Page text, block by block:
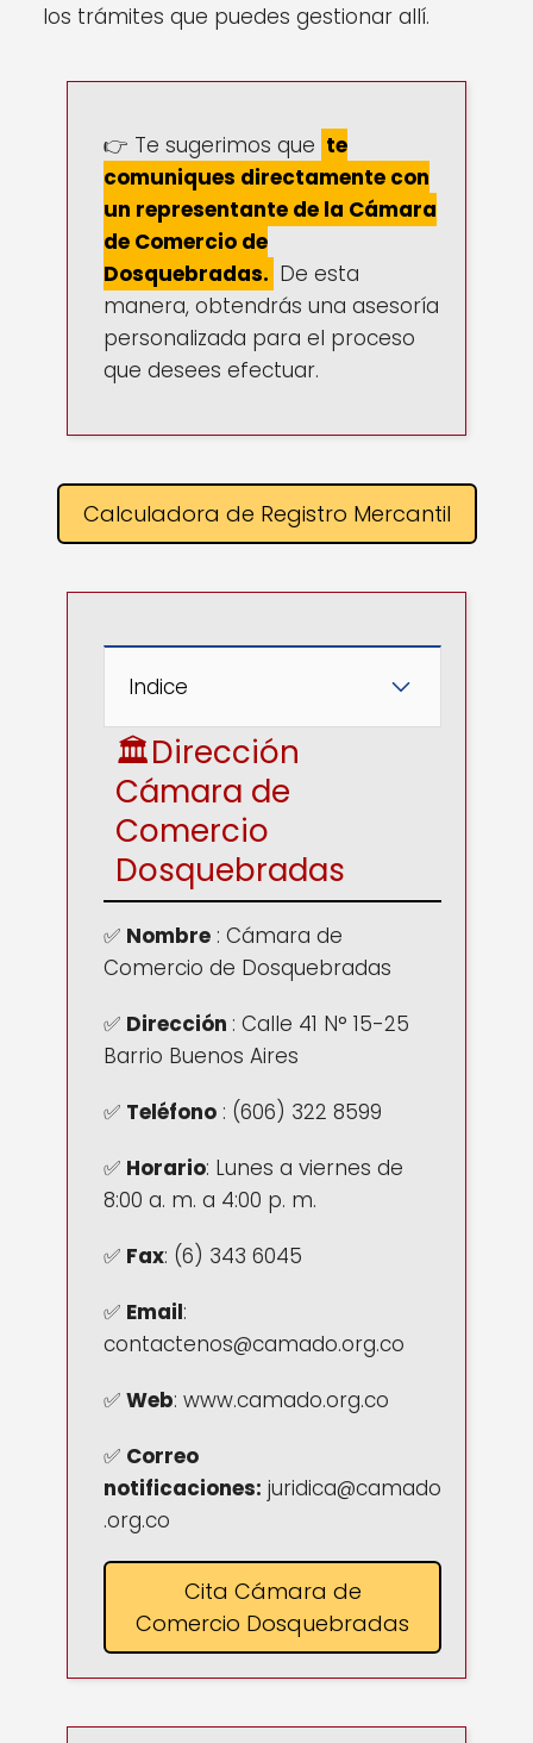
los trámites que puedes gestionar allí.
👉 Te sugerimos que te
comuniques directamente con
un representante de la Cámara
de Comercio de
Dosquebradas. De esta
manera, obtendrás una asesoría
personalizada para el proceso
que desees efectuar.
Calculadora de Registro Mercantil
Indice
🏛️Dirección
Cámara de
Comercio
Dosquebradas
✅ Nombre : Cámara de
Comercio de Dosquebradas
✅ Dirección : Calle 41 N° 15-25
Barrio Buenos Aires
✅ Teléfono : (606) 322 8599
✅ Horario: Lunes a viernes de
8:00 a. m. a 4:00 p. m.
✅ Fax: (6) 343 6045
✅ Email:
contactenos@camado.org.co
✅ Web: www.camado.org.co
✅ Correo
notificaciones: juridica@camado
.org.co
Cita Cámara de
Comercio Dosquebradas